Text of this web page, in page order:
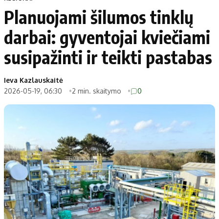
Planuojami šilumos tinklų
darbai: gyventojai kviečiami
susipažinti ir teikti pastabas
Ieva Kazlauskaitė
2026-05-19, 06:30
2 min. skaitymo 0